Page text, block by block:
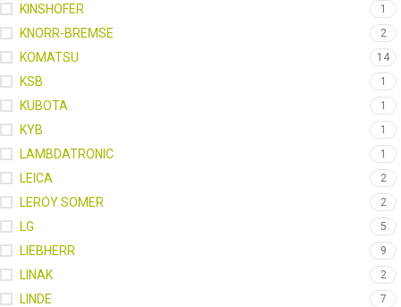
KINSHOFER 1
KNORR-BREMSE 2
KOMATSU 14
KSB 1
KUBOTA 1
KYB 1
LAMBDATRONIC 1
LEICA 2
LEROY SOMER 2
LG 5
LIEBHERR 9
LINAK 2
LINDE 7